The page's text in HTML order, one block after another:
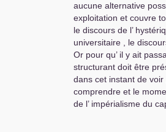
aucune alternative
exploitation et couvre
le discours de l’
universitaire , le
Or pour qu’ il y ait
structurant doit être
dans cet instant de
comprendre et le
de l’ impérialisme du